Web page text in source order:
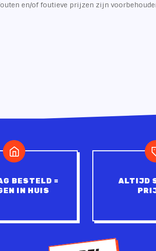
en/of foutieve prijzen zijn
BESTELD =
IN HUIS
ALTIJD